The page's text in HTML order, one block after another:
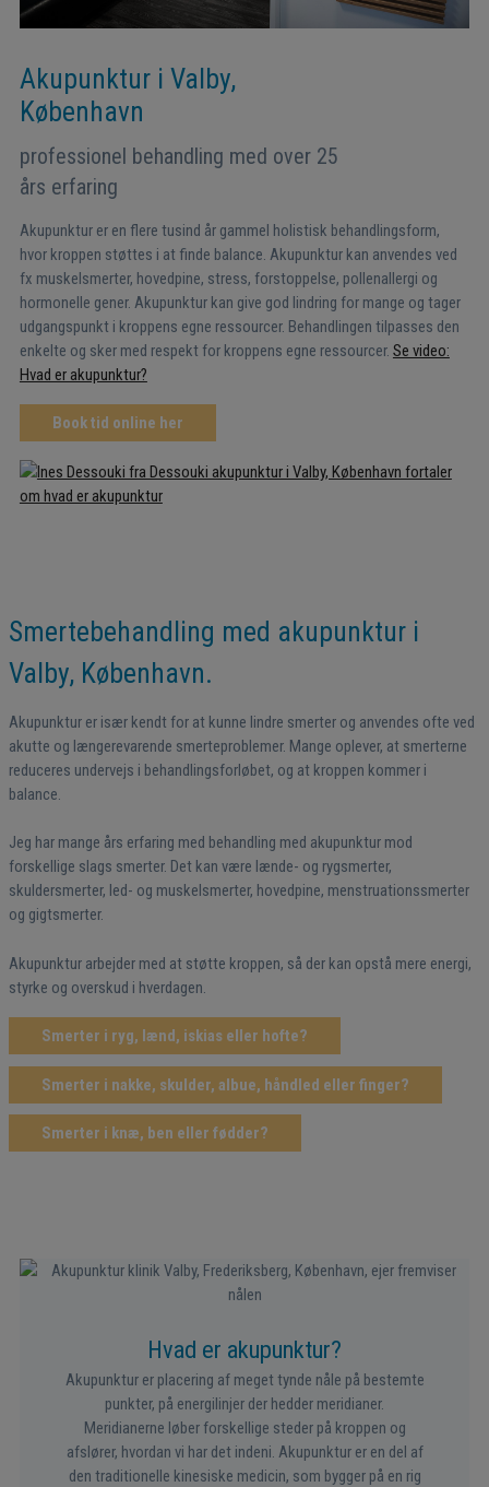
Akupunktur i Valby,
København
professionel behandling med over 25
års erfaring
Akupunktur er en flere tusind år gammel holistisk behandlingsform,
hvor kroppen støttes i at finde balance. Akupunktur kan anvendes ved
fx muskelsmerter, hovedpine, stress, forstoppelse, pollenallergi og
hormonelle gener. Akupunktur kan give god lindring for mange og tager
udgangspunkt i kroppens egne ressourcer. Behandlingen tilpasses den
enkelte og sker med respekt for kroppens egne ressourcer. Se video:
Hvad er akupunktur?
Book tid online her
Smertebehandling med akupunktur i
Valby, København.
Akupunktur er især kendt for at kunne lindre smerter og anvendes ofte ved
akutte og længerevarende smerteproblemer. Mange oplever, at smerterne
reduceres undervejs i behandlingsforløbet, og at kroppen kommer i
balance.
Jeg har mange års erfaring med behandling med akupunktur mod
forskellige slags smerter. Det kan være lænde- og rygsmerter,
skuldersmerter, led- og muskelsmerter, hovedpine, menstruationssmerter
og gigtsmerter.
Akupunktur arbejder med at støtte kroppen, så der kan opstå mere energi,
styrke og overskud i hverdagen.
Smerter i ryg, lænd, iskias eller hofte?
Smerter i nakke, skulder, albue, håndled eller finger?
Smerter i knæ, ben eller fødder?
Hvad er akupunktur?
Akupunktur er placering af meget tynde nåle på bestemte
punkter, på energilinjer der hedder meridianer.
Meridianerne løber forskellige steder på kroppen og
afslører, hvordan vi har det indeni. Akupunktur er en del af
den traditionelle kinesiske medicin, som bygger på en rig